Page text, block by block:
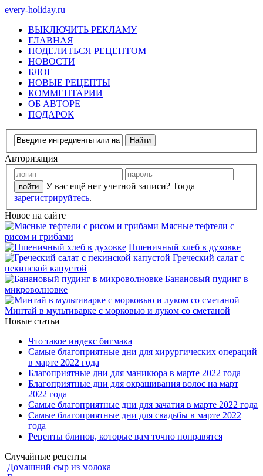
every-holiday.ru
ВЫКЛЮЧИТЬ РЕКЛАМУ
ГЛАВНАЯ
ПОДЕЛИТЬСЯ РЕЦЕПТОМ
НОВОСТИ
БЛОГ
НОВЫЕ РЕЦЕПТЫ
КОММЕНТАРИИ
ОБ АВТОРЕ
ПОДАРОК
Авторизация
У вас ещё нет учетной записи? Тогда
зарегистрируйтесь.
Новое на сайте
Мясные тефтели с
рисом и грибами
Пшеничный хлеб в духовке
Греческий салат с
пекинской капустой
Банановый пудинг в
микроволновке
Минтай в мультиварке с морковью и луком со сметаной
Новые статьи
Что такое индекс бигмака
Самые благоприятные дни для хирургических операций
в марте 2022 года
Благоприятные дни для маникюра в марте 2022 года
Благоприятные дни для окрашивания волос на март
2022 года
Самые благоприятные дни для зачатия в марте 2022 года
Самые благоприятные дни для свадьбы в марте 2022
года
Рецепты блинов, которые вам точно понравятся
Случайные рецепты
Домашний сыр из молока